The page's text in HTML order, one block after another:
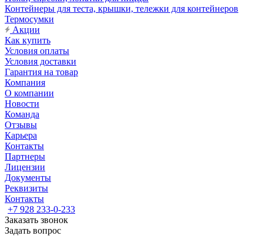
Контейнеры для теста, крышки, тележки для контейнеров
Термосумки
Акции
Как купить
Условия оплаты
Условия доставки
Гарантия на товар
Компания
О компании
Новости
Команда
Отзывы
Карьера
Контакты
Партнеры
Лицензии
Документы
Реквизиты
Контакты
+7 928 233-0-233
Заказать звонок
Задать вопрос